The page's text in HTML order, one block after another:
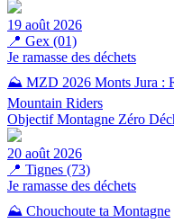
19 août 2026
📍 Gex (01)
Je ramasse des déchets
⛰️ MZD 2026 Monts Jura :
Mountain Riders
Objectif Montagne Zéro
20 août 2026
📍 Tignes (73)
Je ramasse des déchets
⛰️ Chouchoute ta Montagne